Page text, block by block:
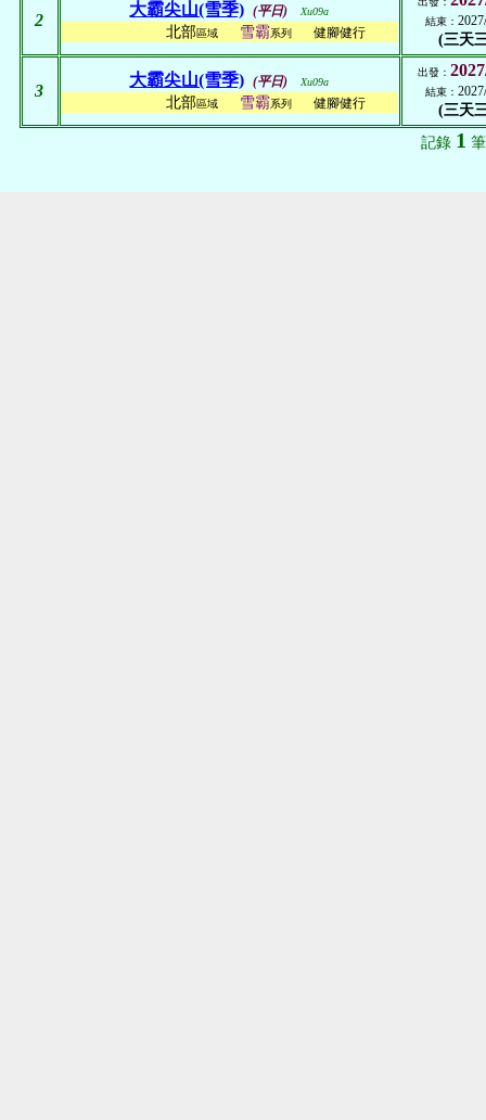
2
大霸尖山(雪季) (平日) Xu09a
北部區域 雪霸系列 健腳健行
結束：
(三天
3
大霸尖山(雪季) (平日) Xu09a
北部區域 雪霸系列 健腳健行
出發：
結束：
(三天
記錄 1